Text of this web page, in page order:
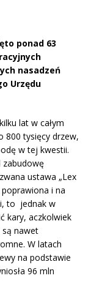
ponad 63
nasadzeń
Urzędu
lat w całym
800 tysięcy drzew,
w tej kwestii.
zabudowę
ustawa „Lex
poprawiona i na
to jednak w
kary, aczkolwiek
są nawet
W latach
na podstawie
96 mln